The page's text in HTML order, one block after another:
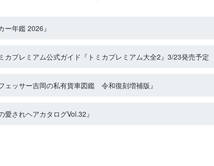
ー年鑑 2026』
カプレミアム公式ガイド『トミカプレミアム大全2』3/23発売予定
ェッサー吉岡の私有貨車図鑑 令和復刻増補版』
愛されヘアカタログVol.32』